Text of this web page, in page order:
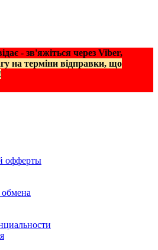
- зв'яжіться через Viber,
на терміни відправки, що
офферты
обмена